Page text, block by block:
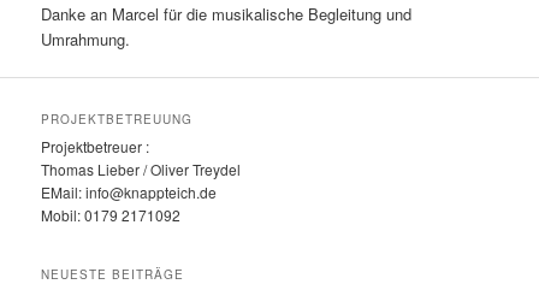
Danke an Marcel für die musikalische Begleitung und
Umrahmung.
PROJEKTBETREUUNG
Projektbetreuer :
Thomas Lieber / Oliver Treydel
EMail: info@knappteich.de
Mobil: 0179 2171092
NEUESTE BEITRÄGE